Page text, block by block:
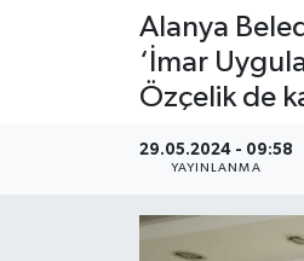
Alanya
‘İmar
Özçelik de
29.05.2024 - 09:58
YAYINLANMA
Ekonomi
Gazipaşa
Son Dakika Haberleri
Haber Arşivi